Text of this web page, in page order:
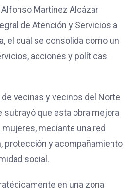
Martínez Alcázar
de Atención y Servicios a
el cual se consolida como un
acciones y políticas
vecinas y vecinos del Norte
subrayó que esta obra mejora
mediante una red
protección y acompañamiento
social.
en una zona